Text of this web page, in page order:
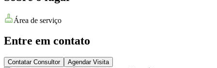
Área de serviço
Entre em contato
Contatar Consultor Agendar Visita